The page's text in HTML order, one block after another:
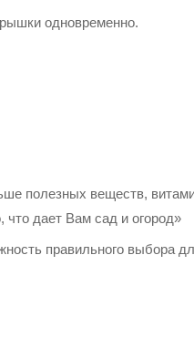
одновременно.
полезных веществ,
что дает Вам сад и огород»
правильного выбора